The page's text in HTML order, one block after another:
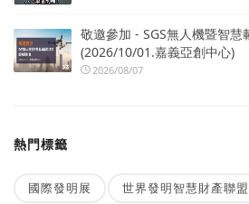
敬邀參加 - SGS無人機暨智
(2026/10/01.嘉義亞創中心)
2026/08/07
熱門標籤
國際發明展 世界發明智慧財產聯